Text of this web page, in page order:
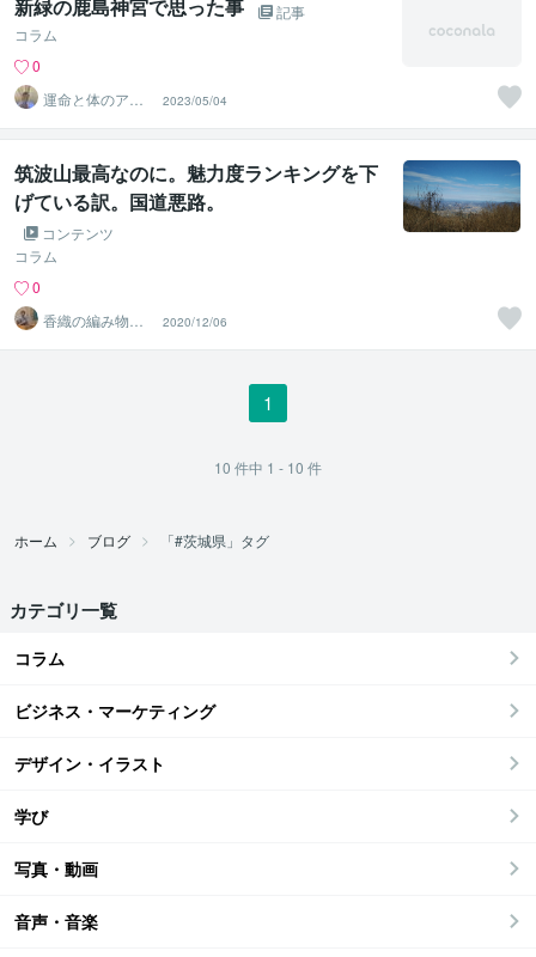
新緑の鹿島神宮で思った事
記事
コラム
0
運命と体のアド
バイザー 晴田
真司
2023/05/04
筑波山最高なのに。魅力度ランキングを下
げている訳。国道悪路。
コンテンツ
コラム
0
香織の編み物教
室
2020/12/06
1
10 件中 1 - 10 件
ホーム ブログ 「#茨城県」タグ
カテゴリ一覧
コラム
ビジネス・マーケティング
デザイン・イラスト
学び
写真・動画
音声・音楽